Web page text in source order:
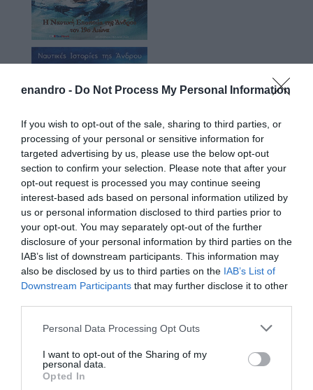
enandro - Do Not Process My Personal Information
If you wish to opt-out of the sale, sharing to third parties, or
processing of your personal or sensitive information for
targeted advertising by us, please use the below opt-out
section to confirm your selection. Please note that after your
opt-out request is processed you may continue seeing
interest-based ads based on personal information utilized by
us or personal information disclosed to third parties prior to
your opt-out. You may separately opt-out of the further
disclosure of your personal information by third parties on the
IAB’s list of downstream participants. This information may
also be disclosed by us to third parties on the IAB’s List of
Downstream Participants that may further disclose it to other
Please note that this website/app uses one or more Google
not limited to your visit or usage behaviour. You may click to
grant or deny consent to Google and its third-party tags to
use your data for below specified purposes in below Google
Personal Data Processing Opt Outs
I want to opt-out of the Sharing of my
personal data.
Opted In
Προτεινόμενα άρθρα
Από τον 19ο αιώνα μέχρι και την δεκαετία του 1970